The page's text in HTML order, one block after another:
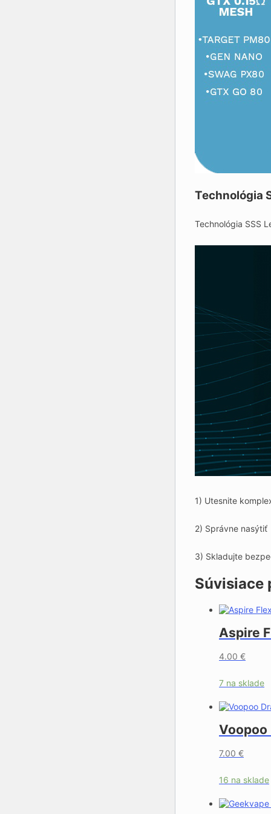
Technológia
Technológia SSS
1) Utesnite
2) Správne nasýtiť
3) Skladujte
Súvisiace
Aspire
4.00 €
7 na sklade
Voopoo
7.00 €
16 na sklade